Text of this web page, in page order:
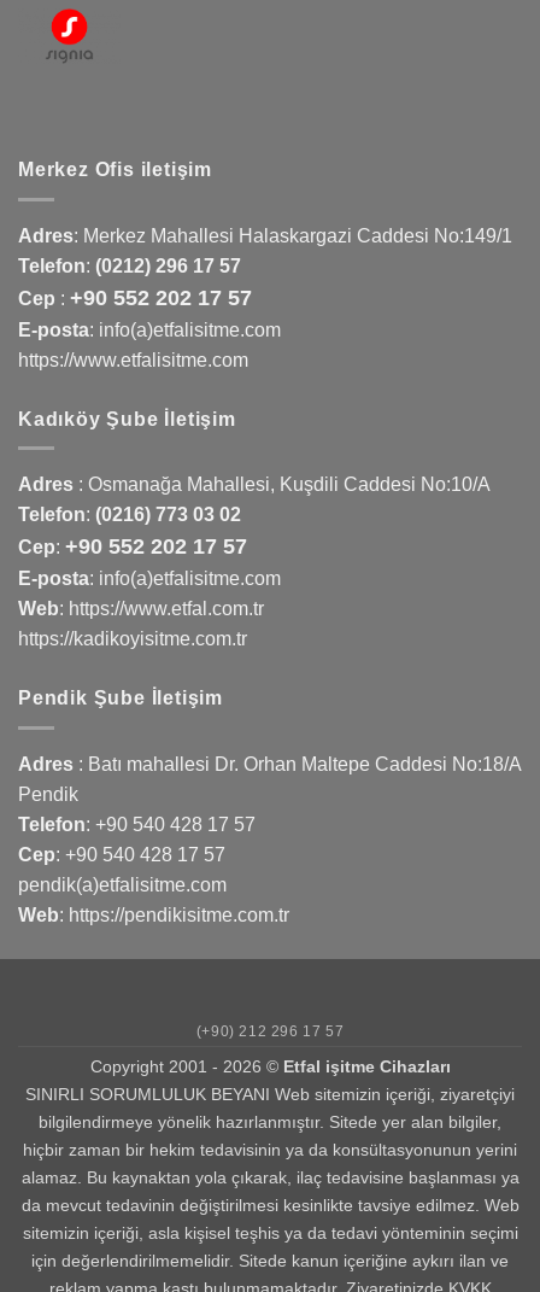
Merkez Ofis iletişim
Adres: Merkez Mahallesi Halaskargazi Caddesi No:149/1
Telefon: (0212) 296 17 57
Cep : +90 552 202 17 57
E-posta: info(a)etfalisitme.com
https://www.etfalisitme.com
Kadıköy Şube İletişim
Adres : Osmanağa Mahallesi, Kuşdili Caddesi No:10/A
Telefon: (0216) 773 03 02
Cep: +90 552 202 17 57
E-posta: info(a)etfalisitme.com
Web: https://www.etfal.com.tr
https://kadikoyisitme.com.tr
Pendik Şube İletişim
Adres : Batı mahallesi Dr. Orhan Maltepe Caddesi No:18/A
Pendik
Telefon: +90 540 428 17 57
Cep: +90 540 428 17 57
pendik(a)etfalisitme.com
Web: https://pendikisitme.com.tr
(+90) 212 296 17 57
Copyright 2001 - 2026 © Etfal işitme Cihazları
SINIRLI SORUMLULUK BEYANI Web sitemizin içeriği, ziyaretçiyi
bilgilendirmeye yönelik hazırlanmıştır. Sitede yer alan bilgiler,
hiçbir zaman bir hekim tedavisinin ya da konsültasyonunun yerini
alamaz. Bu kaynaktan yola çıkarak, ilaç tedavisine başlanması ya
da mevcut tedavinin değiştirilmesi kesinlikte tavsiye edilmez. Web
sitemizin içeriği, asla kişisel teşhis ya da tedavi yönteminin seçimi
için değerlendirilmemelidir. Sitede kanun içeriğine aykırı ilan ve
reklam yapma kastı bulunmamaktadır. Ziyaretinizde KVKK